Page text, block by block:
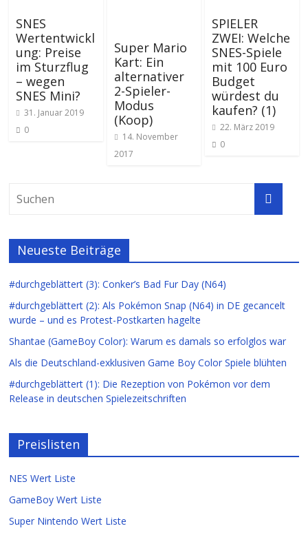
SNES
Wertentwickl
ung: Preise
im Sturzflug
– wegen
SNES Mini?
31. Januar 2019
0
Super Mario
Kart: Ein
alternativer
2-Spieler-
Modus
(Koop)
14. November
2017
SPIELER
ZWEI: Welche
SNES-Spiele
mit 100 Euro
Budget
würdest du
kaufen? (1)
22. März 2019
0
Neueste Beiträge
#durchgeblättert (3): Conker’s Bad Fur Day (N64)
#durchgeblättert (2): Als Pokémon Snap (N64) in DE gecancelt
wurde – und es Protest-Postkarten hagelte
Shantae (GameBoy Color): Warum es damals so erfolglos war
Als die Deutschland-exklusiven Game Boy Color Spiele blühten
#durchgeblättert (1): Die Rezeption von Pokémon vor dem
Release in deutschen Spielezeitschriften
Preislisten
NES Wert Liste
GameBoy Wert Liste
Super Nintendo Wert Liste